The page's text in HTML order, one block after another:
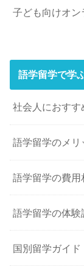
子ども向けオ
語学留学で学
社会人におすす
語学留学のメリ
語学留学の費用
語学留学の体験
国別留学ガイド